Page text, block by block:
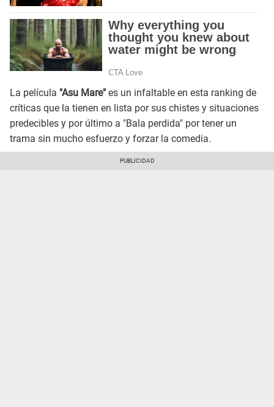
La película "Asu Mare" es un infaltable en esta ranking de
críticas que la tienen en lista por sus chistes y situaciones
predecibles y por último a "Bala perdida" por tener un
trama sin mucho esfuerzo y forzar la comedia.